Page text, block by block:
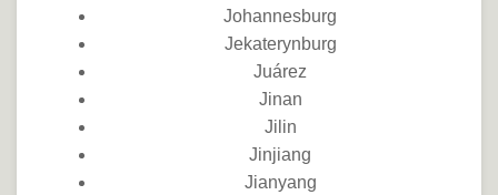
Johannesburg
Jekaterynburg
Juárez
Jinan
Jilin
Jinjiang
Jianyang